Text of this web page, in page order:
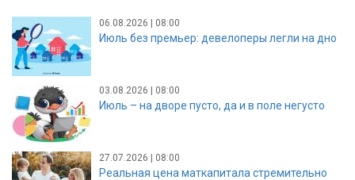
06.08.2026 | 08:00
Июль без премьер: девелоперы легли на дно
03.08.2026 | 08:00
Июль – на дворе пусто, да и в поле негусто
27.07.2026 | 08:00
Реальная цена маткапитала стремительно